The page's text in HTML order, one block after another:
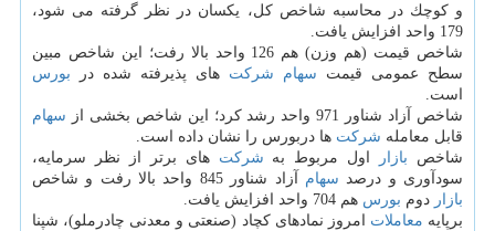
و كوچك در محاسبه شاخص كل، یكسان در نظر گرفته می شود،
179 واحد افزایش یافت.
شاخص قیمت (هم وزن) هم 126 واحد بالا رفت؛ این شاخص مبین
سطح عمومی قیمت سهام شركت های پذیرفته شده در بورس
است.
شاخص آزاد شناور 971 واحد رشد كرد؛ این شاخص بخشی از
سهام
قابل معامله شركت ها دربورس را نشان داده است.
شاخص بازار اول مربوط به شركت های برتر از نظر سرمایه،
سودآوری و درصد سهام آزاد شناور 845 واحد بالا رفت و شاخص
بازار دوم بورس هم 704 واحد افزایش یافت.
برپایه معاملات امروز نمادهای كچاد (صنعتی و معدنی چادرملو)، شپنا